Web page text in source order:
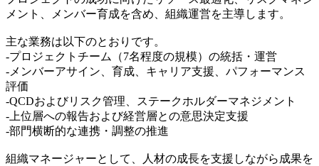
メント、メンバー育成を含め、組織運営を主導します。
主な業務は以下のとおりです。
-プロジェクトチーム（7名程度の規模）の統括・運営
-メンバーアサイン、育成、キャリア支援、パフォーマンス
評価
-QCDおよびリスク管理、ステークホルダーマネジメント
-上位層への報告および経営層との意思決定支援
-部門横断的な連携・調整の推進
組織マネージャーとして、人材の成長を支援しながら成果を